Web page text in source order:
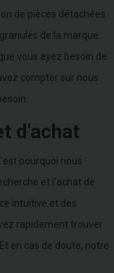
de pièces détachées
de la marque.
vous ayez besoin de
compter sur nous
d'achat
pourquoi nous
et l'achat de
intuitive et des
rapidement trouver
en cas de doute, notre